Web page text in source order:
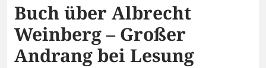
Buch über Albrecht
Weinberg – Großer
Andrang bei Lesung